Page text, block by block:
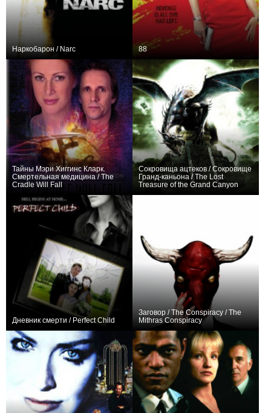
Наркобарон / Narc 88
Тайны Мэри Хиггинс Кларк.
Смертельная медицина / The
Cradle Will Fall
Сокровища ацтеков / Сокровище
Гранд-каньона / The Lost
Treasure of the Grand Canyon
Дневник смерти / Perfect Child
Заговор / The Conspiracy / The
Mithras Conspiracy